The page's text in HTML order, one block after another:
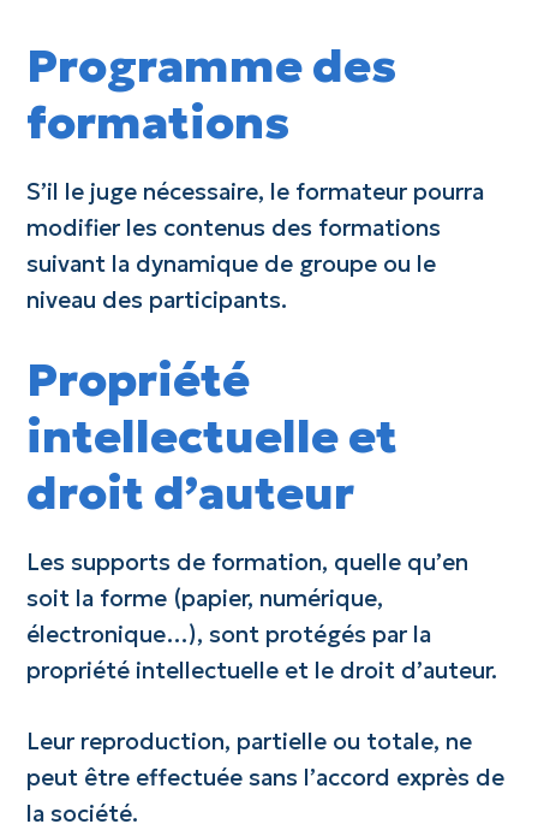
Programme des
formations
S’il le juge nécessaire, le formateur pourra
modifier les contenus des formations
suivant la dynamique de groupe ou le
niveau des participants.
Propriété
intellectuelle et
droit d’auteur
Les supports de formation, quelle qu’en
soit la forme (papier, numérique,
électronique…), sont protégés par la
propriété intellectuelle et le droit d’auteur.
Leur reproduction, partielle ou totale, ne
peut être effectuée sans l’accord exprès de
la société.